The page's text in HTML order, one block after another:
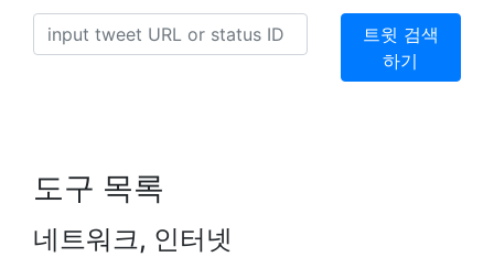
트윗 검색
하기
도구 목록
네트워크, 인터넷